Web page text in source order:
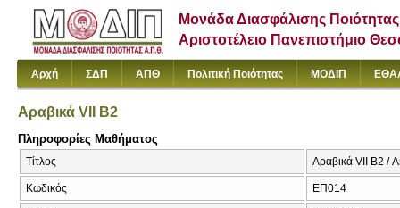
Μονάδα Διασφάλισης Ποιότητας
Αριστοτέλειο Πανεπιστήμιο
Αρχή ΣΔΠ ΑΠΘ Πολιτική Ποιότητας ΜΟΔΙΠ
Αραβικά VΙΙ Β2
Πληροφορίες Μαθήματος
Τίτλος Αραβικά VΙΙ Β2 /
Κωδικός ΕΠ014